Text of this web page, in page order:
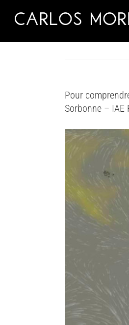
content
Pour
Sorbonne – IAE